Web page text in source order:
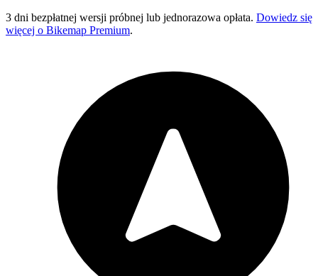
3 dni bezpłatnej wersji próbnej lub jednorazowa opłata. Dowiedz się
więcej o Bikemap Premium.